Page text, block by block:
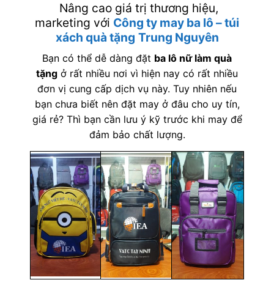
Nâng cao giá trị thương hiệu,
marketing với Công ty may ba lô – túi
xách quà tặng Trung Nguyên
Bạn có thể dễ dàng đặt ba lô nữ làm quà
tặng ở rất nhiều nơi vì hiện nay có rất nhiều
đơn vị cung cấp dịch vụ này. Tuy nhiên nếu
bạn chưa biết nên đặt may ở đâu cho uy tín,
giá rẻ? Thì bạn cần lưu ý kỹ trước khi may để
đảm bảo chất lượng.